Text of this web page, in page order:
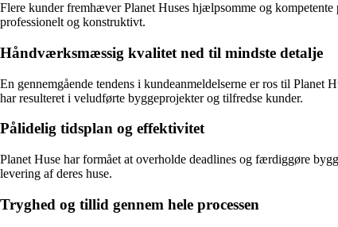
Flere kunder fremhæver Planet Huses hjælpsomme og
professionelt og konstruktivt.
Håndværksmæssig kvalitet ned til mindste detalje
En gennemgående tendens i kundeanmeldelserne er ros til
har resulteret i veludførte byggeprojekter og tilfredse kunder.
Pålidelig tidsplan og effektivitet
Planet Huse har formået at overholde deadlines og færdiggøre
levering af deres huse.
Tryghed og tillid gennem hele processen